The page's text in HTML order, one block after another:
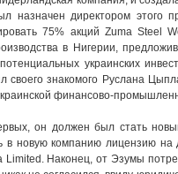
назначен директором этого
75% акций Zuma Steel
в Нигерии,
украинских
знакомого Руслана
финансово-
он должен был стать
новую компанию лицензию на
Limited. Наконец, от Эзумы